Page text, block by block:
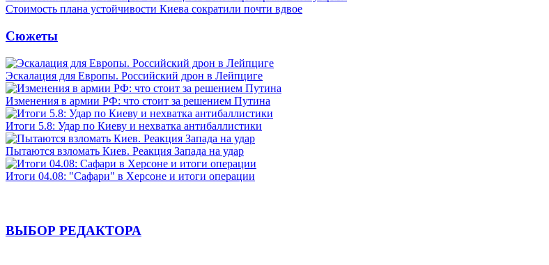
Стоимость плана устойчивости Киева сократили почти вдвое
Сюжеты
Эскалация для Европы. Российский дрон в Лейпциге
Изменения в армии РФ: что стоит за решением Путина
Итоги 5.8: Удар по Киеву и нехватка антибаллистики
Пытаются взломать Киев. Реакция Запада на удар
Итоги 04.08: "Сафари" в Херсоне и итоги операции
ВЫБОР РЕДАКТОРА